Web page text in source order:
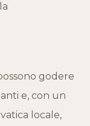
godere
e, con un
locale,